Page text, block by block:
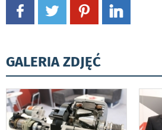
GALERIA ZDJĘĆ